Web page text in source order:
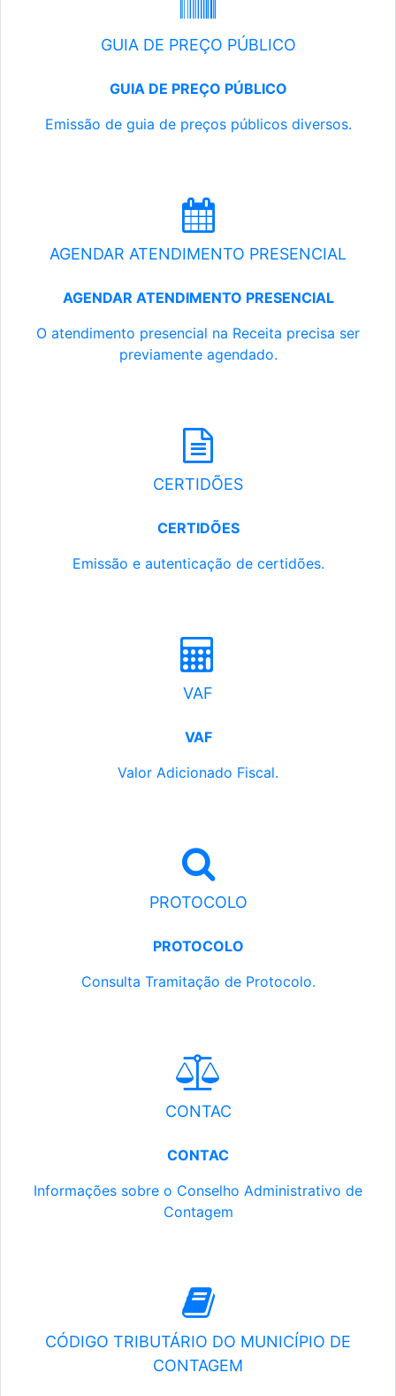
GUIA DE PREÇO PÚBLICO
GUIA DE PREÇO PÚBLICO
Emissão de guia de preços públicos diversos.
AGENDAR ATENDIMENTO PRESENCIAL
AGENDAR ATENDIMENTO PRESENCIAL
O atendimento presencial na Receita precisa ser
previamente agendado.
CERTIDÕES
CERTIDÕES
Emissão e autenticação de certidões.
VAF
VAF
Valor Adicionado Fiscal.
PROTOCOLO
PROTOCOLO
Consulta Tramitação de Protocolo.
CONTAC
CONTAC
Informações sobre o Conselho Administrativo de
Contagem
CÓDIGO TRIBUTÁRIO DO MUNICÍPIO DE
CONTAGEM